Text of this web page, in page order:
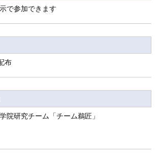
で参加できます
布
院研究チーム「チーム鵜匠」